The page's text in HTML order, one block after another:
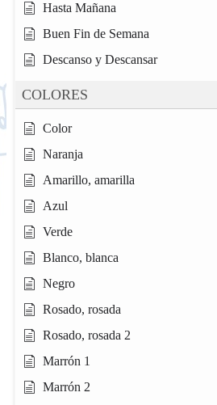
Hasta Mañana
Buen Fin de Semana
Descanso y Descansar
COLORES
Color
Naranja
Amarillo, amarilla
Azul
Verde
Blanco, blanca
Negro
Rosado, rosada
Rosado, rosada 2
Marrón 1
Marrón 2